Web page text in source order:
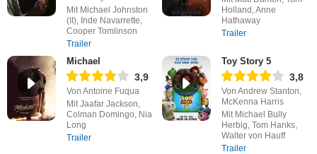
Mit Michael Johnston
(II), Inde Navarrette,
Cooper Tomlinson
Trailer
Holland, Anne
Hathaway
Trailer
Michael
3,9
Von Antoine Fuqua
Mit Jaafar Jackson,
Colman Domingo, Nia
Long
Trailer
Toy Story 5
3,8
Von Andrew Stanton,
McKenna Harris
Mit Michael Bully
Herbig, Tom Hanks,
Walter von Hauff
Trailer